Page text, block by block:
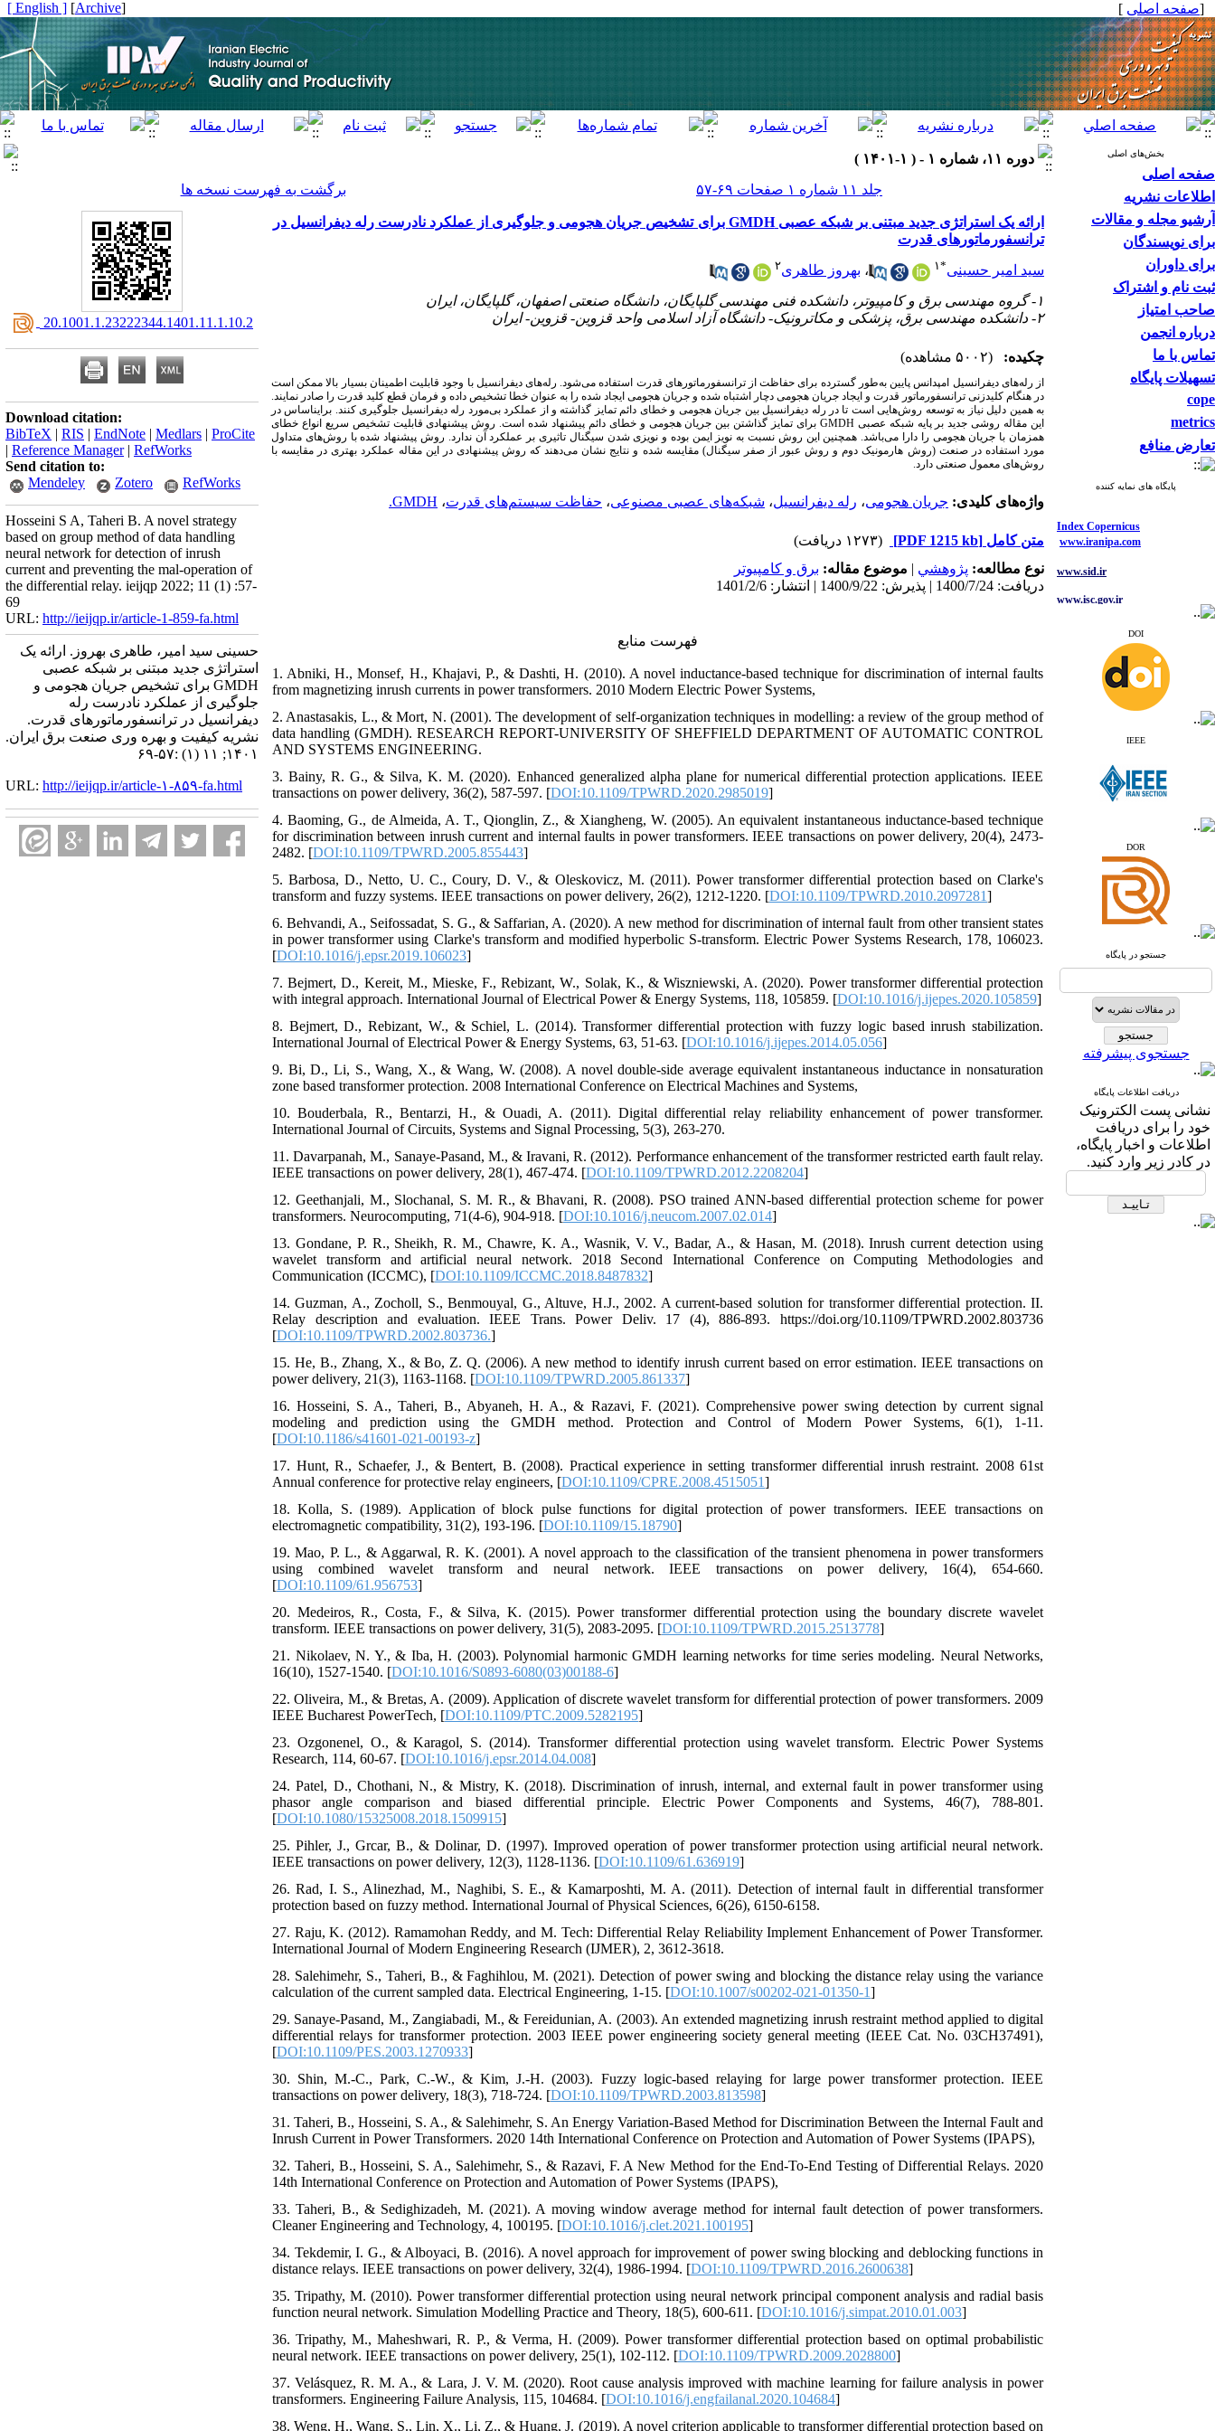
[صفحه اصلی ]
[
Archive
]
[ English ]
بخش‌های اصلی
صفحه اصلی
اطلاعات نشریه
آرشیو مجله و مقالات
برای نویسندگان
برای داوران
ثبت نام و اشتراک
صاحب امتیاز
درباره انجمن
تماس با ما
تسهیلات پایگاه
cope
metrics
تعارض منافع
پایگاه های نمایه کننده
www.iranipa.com
www.magiran.com
www.search.ricest.ac.ir
www.nqpc.ir
ResearchGate
Index Copernicus
www.journals.msrt.ir
www.magiran.com
www.search.ricest.ac.ir
www.nqpc.ir
google scholar
DOI
IEEE
DOR
جستجو در پایگاه
جستجوی پیشرفته
دریافت اطلاعات پایگاه
نشانی پست الکترونیک
خود را برای دریافت
اطلاعات و اخبار پایگاه،
در کادر زیر وارد کنید.
دوره ۱۱، شماره ۱ - ( ۱-۱۴۰۱ )
جلد ۱۱ شماره ۱ صفحات ۶۹-۵۷
برگشت به فهرست نسخه ها
ارائه یک استراتژی جدید مبتنی بر شبکه عصبی GMDH برای تشخیص جریان هجومی و جلوگیری از عملکرد نادرست رله دیفرانسیل در
ترانسفورماتورهای قدرت
سید امیر حسینی*۱ ، بهروز طاهری۲
۱- گروه مهندسی برق و کامپیوتر، دانشکده فنی مهندسی گلپایگان، دانشگاه صنعتی اصفهان، گلپایگان، ایران
۲- دانشکده مهندسی برق، پزشکی و مکاترونیک- دانشگاه آزاد اسلامی واحد قزوین- قزوین- ایران
چکیده: (۵۰۰۲ مشاهده)
از رله‌های دیفرانسیل امپدانس پایین به‌طور گسترده برای حفاظت از ترانسفورماتورهای قدرت استفاده می‌شود. رله‌های دیفرانسیل با وجود قابلیت اطمینان بسیار بالا ممکن است
در هنگام کلیدزنی ترانسفورماتور قدرت و ایجاد جریان هجومی دچار اشتباه شده و جریان هجومی ایجاد شده را به ‌عنوان خطا تشخیص داده و فرمان قطع کلید قدرت را صادر نمایند.
به همین دلیل نیاز به توسعه روش‌هایی است تا در رله دیفرانسیل بین جریان هجومی و خطای دائم تمایز گذاشته و از عملکرد بی‌مورد رله دیفرانسیل جلوگیری کنند. براین­اساس در
این مقاله روشی جدید بر پایه شبکه عصبیGMDH برای تمایز گذاشتن بین جریان هجومی و خطای دائم پیشنهاد شده است. روش پیشنهادی قابلیت تشخیص سریع انواع خطای
همزمان با جریان هجومی را دارا می‌باشد. همچنین این روش نسبت به نویز ایمن بوده و نویزی شدن سیگنال تاثیری بر عملکرد آن ندارد. روش پیشنهاد شده با روش‌های متداول
مورد استفاده در صنعت (روش هارمونیک دوم و روش عبور از صفر سیگنال) مقایسه شده و نتایج نشان می‌دهند که روش پیشنهادی در این مقاله عملکرد بهتری در مقایسه با
روش‌های معمول صنعتی دارد.
واژه‌های کلیدی: جریان هجومی، رله دیفرانسیل، شبکه‌های عصبی مصنوعی، حفاظت سیستم‌های قدرت، GMDH.
متن کامل [PDF 1215 kb]
(۱۲۷۳ دریافت)
نوع مطالعه: پژوهشي | موضوع مقاله: برق و کامپیوتر
دریافت: 1400/7/24 | پذیرش: 1400/9/22 | انتشار: 1401/2/6
فهرست منابع
1. Abniki, H., Monsef, H., Khajavi, P., & Dashti, H. (2010). A novel inductance-based technique for discrimination of internal faults
from magnetizing inrush currents in power transformers. 2010 Modern Electric Power Systems,
2. Anastasakis, L., & Mort, N. (2001). The development of self-organization techniques in modelling: a review of the group method of
data handling (GMDH). RESEARCH REPORT-UNIVERSITY OF SHEFFIELD DEPARTMENT OF AUTOMATIC CONTROL
AND SYSTEMS ENGINEERING.
3. Bainy, R. G., & Silva, K. M. (2020). Enhanced generalized alpha plane for numerical differential protection applications. IEEE
transactions on power delivery, 36(2), 587-597. [DOI:10.1109/TPWRD.2020.2985019]
4. Baoming, G., de Almeida, A. T., Qionglin, Z., & Xiangheng, W. (2005). An equivalent instantaneous inductance-based technique
for discrimination between inrush current and internal faults in power transformers. IEEE transactions on power delivery, 20(4), 2473-
2482. [DOI:10.1109/TPWRD.2005.855443]
5. Barbosa, D., Netto, U. C., Coury, D. V., & Oleskovicz, M. (2011). Power transformer differential protection based on Clarke's
transform and fuzzy systems. IEEE transactions on power delivery, 26(2), 1212-1220. [DOI:10.1109/TPWRD.2010.2097281]
6. Behvandi, A., Seifossadat, S. G., & Saffarian, A. (2020). A new method for discrimination of internal fault from other transient states
in power transformer using Clarke's transform and modified hyperbolic S-transform. Electric Power Systems Research, 178, 106023.
[DOI:10.1016/j.epsr.2019.106023]
7. Bejmert, D., Kereit, M., Mieske, F., Rebizant, W., Solak, K., & Wiszniewski, A. (2020). Power transformer differential protection
with integral approach. International Journal of Electrical Power & Energy Systems, 118, 105859. [DOI:10.1016/j.ijepes.2020.105859]
8. Bejmert, D., Rebizant, W., & Schiel, L. (2014). Transformer differential protection with fuzzy logic based inrush stabilization.
International Journal of Electrical Power & Energy Systems, 63, 51-63. [DOI:10.1016/j.ijepes.2014.05.056]
9. Bi, D., Li, S., Wang, X., & Wang, W. (2008). A novel double-side average equivalent instantaneous inductance in nonsaturation
zone based transformer protection. 2008 International Conference on Electrical Machines and Systems,
10. Bouderbala, R., Bentarzi, H., & Ouadi, A. (2011). Digital differential relay reliability enhancement of power transformer.
International Journal of Circuits, Systems and Signal Processing, 5(3), 263-270.
11. Davarpanah, M., Sanaye-Pasand, M., & Iravani, R. (2012). Performance enhancement of the transformer restricted earth fault relay.
IEEE transactions on power delivery, 28(1), 467-474. [DOI:10.1109/TPWRD.2012.2208204]
12. Geethanjali, M., Slochanal, S. M. R., & Bhavani, R. (2008). PSO trained ANN-based differential protection scheme for power
transformers. Neurocomputing, 71(4-6), 904-918. [DOI:10.1016/j.neucom.2007.02.014]
13. Gondane, P. R., Sheikh, R. M., Chawre, K. A., Wasnik, V. V., Badar, A., & Hasan, M. (2018). Inrush current detection using
wavelet transform and artificial neural network. 2018 Second International Conference on Computing Methodologies and
Communication (ICCMC), [DOI:10.1109/ICCMC.2018.8487832]
14. Guzman, A., Zocholl, S., Benmouyal, G., Altuve, H.J., 2002. A current-based solution for transformer differential protection. II.
Relay description and evaluation. IEEE Trans. Power Deliv. 17 (4), 886-893. https://doi.org/10.1109/TPWRD.2002.803736
[DOI:10.1109/TPWRD.2002.803736.]
15. He, B., Zhang, X., & Bo, Z. Q. (2006). A new method to identify inrush current based on error estimation. IEEE transactions on
power delivery, 21(3), 1163-1168. [DOI:10.1109/TPWRD.2005.861337]
16. Hosseini, S. A., Taheri, B., Abyaneh, H. A., & Razavi, F. (2021). Comprehensive power swing detection by current signal
modeling and prediction using the GMDH method. Protection and Control of Modern Power Systems, 6(1), 1-11.
[DOI:10.1186/s41601-021-00193-z]
17. Hunt, R., Schaefer, J., & Bentert, B. (2008). Practical experience in setting transformer differential inrush restraint. 2008 61st
Annual conference for protective relay engineers, [DOI:10.1109/CPRE.2008.4515051]
18. Kolla, S. (1989). Application of block pulse functions for digital protection of power transformers. IEEE transactions on
electromagnetic compatibility, 31(2), 193-196. [DOI:10.1109/15.18790]
19. Mao, P. L., & Aggarwal, R. K. (2001). A novel approach to the classification of the transient phenomena in power transformers
using combined wavelet transform and neural network. IEEE transactions on power delivery, 16(4), 654-660.
[DOI:10.1109/61.956753]
20. Medeiros, R., Costa, F., & Silva, K. (2015). Power transformer differential protection using the boundary discrete wavelet
transform. IEEE transactions on power delivery, 31(5), 2083-2095. [DOI:10.1109/TPWRD.2015.2513778]
21. Nikolaev, N. Y., & Iba, H. (2003). Polynomial harmonic GMDH learning networks for time series modeling. Neural Networks,
16(10), 1527-1540. [DOI:10.1016/S0893-6080(03)00188-6]
22. Oliveira, M., & Bretas, A. (2009). Application of discrete wavelet transform for differential protection of power transformers. 2009
IEEE Bucharest PowerTech, [DOI:10.1109/PTC.2009.5282195]
23. Ozgonenel, O., & Karagol, S. (2014). Transformer differential protection using wavelet transform. Electric Power Systems
Research, 114, 60-67. [DOI:10.1016/j.epsr.2014.04.008]
24. Patel, D., Chothani, N., & Mistry, K. (2018). Discrimination of inrush, internal, and external fault in power transformer using
phasor angle comparison and biased differential principle. Electric Power Components and Systems, 46(7), 788-801.
[DOI:10.1080/15325008.2018.1509915]
25. Pihler, J., Grcar, B., & Dolinar, D. (1997). Improved operation of power transformer protection using artificial neural network.
IEEE transactions on power delivery, 12(3), 1128-1136. [DOI:10.1109/61.636919]
26. Rad, I. S., Alinezhad, M., Naghibi, S. E., & Kamarposhti, M. A. (2011). Detection of internal fault in differential transformer
protection based on fuzzy method. International Journal of Physical Sciences, 6(26), 6150-6158.
27. Raju, K. (2012). Ramamohan Reddy, and M. Tech: Differential Relay Reliability Implement Enhancement of Power Transformer.
International Journal of Modern Engineering Research (IJMER), 2, 3612-3618.
28. Salehimehr, S., Taheri, B., & Faghihlou, M. (2021). Detection of power swing and blocking the distance relay using the variance
calculation of the current sampled data. Electrical Engineering, 1-15. [DOI:10.1007/s00202-021-01350-1]
29. Sanaye-Pasand, M., Zangiabadi, M., & Fereidunian, A. (2003). An extended magnetizing inrush restraint method applied to digital
differential relays for transformer protection. 2003 IEEE power engineering society general meeting (IEEE Cat. No. 03CH37491),
[DOI:10.1109/PES.2003.1270933]
30. Shin, M.-C., Park, C.-W., & Kim, J.-H. (2003). Fuzzy logic-based relaying for large power transformer protection. IEEE
transactions on power delivery, 18(3), 718-724. [DOI:10.1109/TPWRD.2003.813598]
31. Taheri, B., Hosseini, S. A., & Salehimehr, S. An Energy Variation-Based Method for Discrimination Between the Internal Fault and
Inrush Current in Power Transformers. 2020 14th International Conference on Protection and Automation of Power Systems (IPAPS),
32. Taheri, B., Hosseini, S. A., Salehimehr, S., & Razavi, F. A New Method for the End-To-End Testing of Differential Relays. 2020
14th International Conference on Protection and Automation of Power Systems (IPAPS),
33. Taheri, B., & Sedighizadeh, M. (2021). A moving window average method for internal fault detection of power transformers.
Cleaner Engineering and Technology, 4, 100195. [DOI:10.1016/j.clet.2021.100195]
34. Tekdemir, I. G., & Alboyaci, B. (2016). A novel approach for improvement of power swing blocking and deblocking functions in
distance relays. IEEE transactions on power delivery, 32(4), 1986-1994. [DOI:10.1109/TPWRD.2016.2600638]
35. Tripathy, M. (2010). Power transformer differential protection using neural network principal component analysis and radial basis
function neural network. Simulation Modelling Practice and Theory, 18(5), 600-611. [DOI:10.1016/j.simpat.2010.01.003]
36. Tripathy, M., Maheshwari, R. P., & Verma, H. (2009). Power transformer differential protection based on optimal probabilistic
neural network. IEEE transactions on power delivery, 25(1), 102-112. [DOI:10.1109/TPWRD.2009.2028800]
37. Velásquez, R. M. A., & Lara, J. V. M. (2020). Root cause analysis improved with machine learning for failure analysis in power
transformers. Engineering Failure Analysis, 115, 104684. [DOI:10.1016/j.engfailanal.2020.104684]
38. Weng, H., Wang, S., Lin, X., Li, Z., & Huang, J. (2019). A novel criterion applicable to transformer differential protection based on
‎ 20.1001.1.23222344.1401.11.1.10.2
Download citation:
BibTeX | RIS | EndNote | Medlars | ProCite
| Reference Manager| RefWorks
Send citation to:
Mendeley
Zotero RefWorks
Hosseini S A, Taheri B. A novel strategy
based on group method of data handling
neural network for detection of inrush
current and preventing the mal-operation of
the differential relay. ieijqp 2022; 11 (1) :57-
69
URL: http://ieijqp.ir/article-1-859-fa.html
حسینی سید امیر، طاهری بهروز. ارائه یک
استراتژی جدید مبتنی بر شبکه عصبی
GMDH برای تشخیص جریان هجومی و
جلوگیری از عملکرد نادرست رله
دیفرانسیل در ترانسفورماتورهای قدرت.
نشریه کیفیت و بهره وری صنعت برق ایران.
۱۴۰۱; ۱۱ (۱) :۵۷-۶۹
URL: http://ieijqp.ir/article-۱-۸۵۹-fa.html